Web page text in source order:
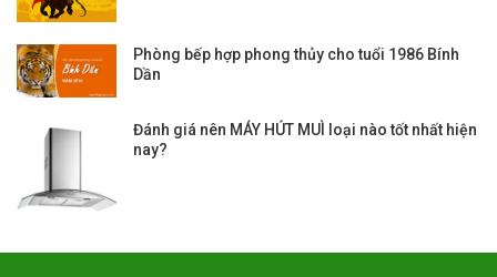
Phòng bếp hợp phong thủy cho tuổi 1986 Bính
Dần
Đánh giá nên MÁY HÚT MUÌ loại nào tốt nhất hiện
nay?